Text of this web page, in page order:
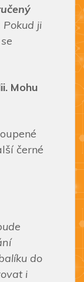
Pokud ji
Mohu
černé
do
i